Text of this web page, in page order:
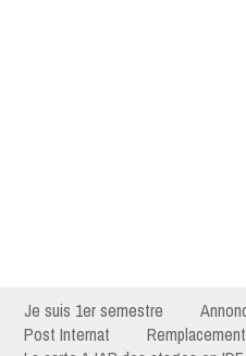
Je suis 1er semestre
Post Internat